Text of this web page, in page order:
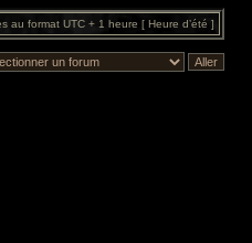
au format UTC + 1 heure [ Heure d’été ]